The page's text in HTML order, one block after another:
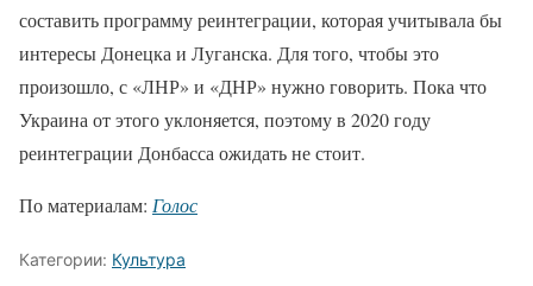
составить программу реинтеграции, которая учитывала бы
интересы Донецка и Луганска. Для того, чтобы это
произошло, с «ЛНР» и «ДНР» нужно говорить. Пока что
Украина от этого уклоняется, поэтому в 2020 году
реинтеграции Донбасса ожидать не стоит.
По материалам: Голос
Категории: Культура